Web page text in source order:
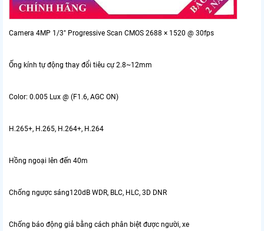
Camera 4MP 1/3″ Progressive Scan CMOS 2688 × 1520 @ 30fps
Ống kính tự động thay đổi tiêu cự 2.8~12mm
Color: 0.005 Lux @ (F1.6, AGC ON)
H.265+, H.265, H.264+, H.264
Hồng ngoại lên đến 40m
Chống ngược sáng120dB WDR, BLC, HLC, 3D DNR
Chống báo động giả bằng cách phân biệt được người, xe